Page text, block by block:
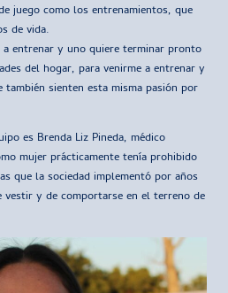
juego como los entrenamientos, que
de vida.
a entrenar y uno quiere terminar pronto
del hogar, para venirme a entrenar y
también sienten esta misma pasión por
es Brenda Liz Pineda, médico
mujer prácticamente tenía prohibido
que la sociedad implementó por años
y de comportarse en el terreno de